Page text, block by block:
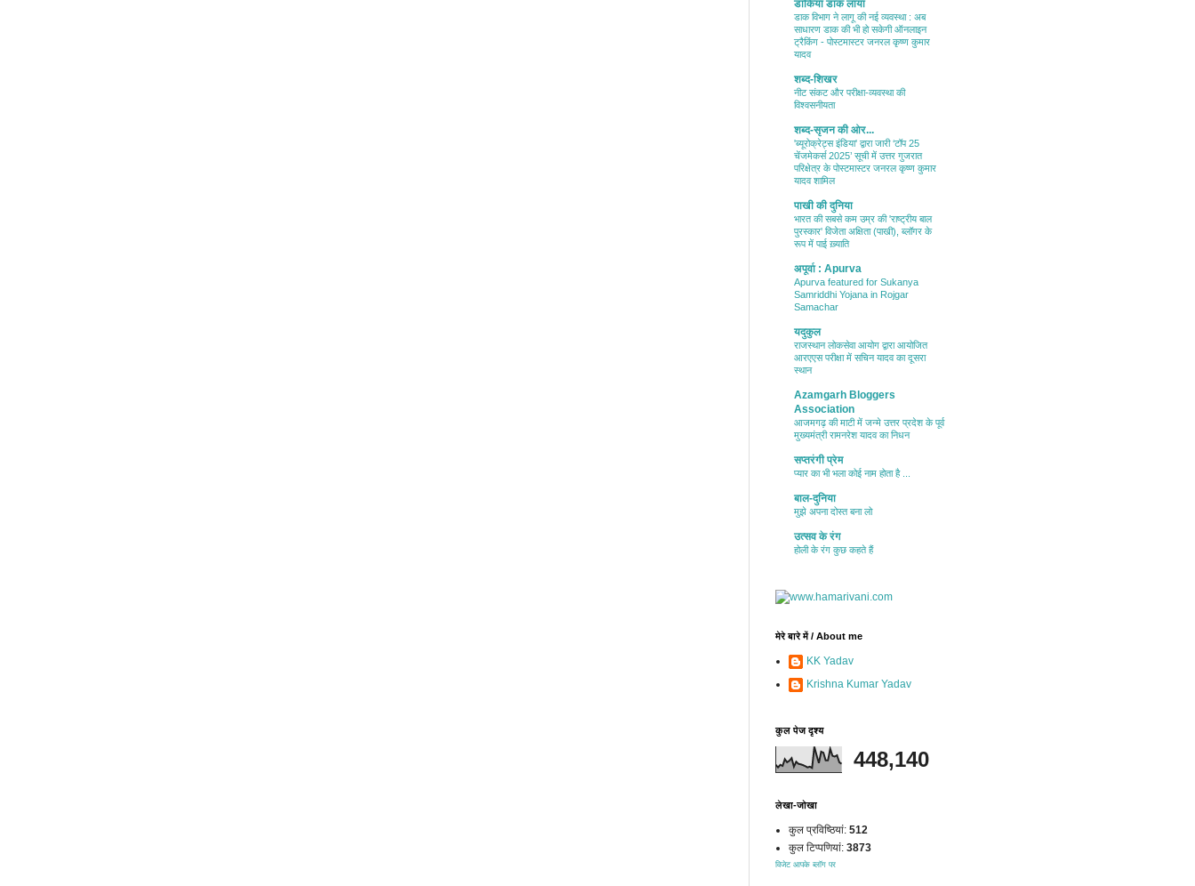
डाकिया डाक लाया
डाक विभाग ने लागू की नई व्यवस्था : अब
साधारण डाक की भी हो सकेगी ऑनलाइन
ट्रैकिंग - पोस्टमास्टर जनरल कृष्ण कुमार
यादव
शब्द-शिखर
नीट संकट और परीक्षा-व्यवस्था की
विश्वसनीयता
शब्द-सृजन की ओर...
'ब्यूरोक्रेट्स इंडिया' द्वारा जारी ‘टॉप 25
चेंजमेकर्स 2025’ सूची में उत्तर गुजरात
परिक्षेत्र के पोस्टमास्टर जनरल कृष्ण कुमार
यादव शामिल
पाखी की दुनिया
भारत की सबसे कम उम्र की 'राष्ट्रीय बाल
पुरस्कार' विजेता अक्षिता (पाखी), ब्लॉगर के
रूप में पाई ख़्याति
अपूर्वा : Apurva
Apurva featured for Sukanya
Samriddhi Yojana in Rojgar
Samachar
यदुकुल
राजस्थान लोकसेवा आयोग द्वारा आयोजित
आरएएस परीक्षा में सचिन यादव का दूसरा
स्थान
Azamgarh Bloggers
Association
आजमगढ़ की माटी में जन्मे उत्तर प्रदेश के पूर्व
मुख्यमंत्री रामनरेश यादव का निधन
सप्तरंगी प्रेम
प्यार का भी भला कोई नाम होता है ...
बाल-दुनिया
मुझे अपना दोस्त बना लो
उत्सव के रंग
होली के रंग कुछ कहते हैं
मेरे बारे में / About me
KK Yadav
Krishna Kumar Yadav
कुल पेज दृश्य
448,140
लेखा-जोखा
कुल प्रविष्ठियां: 512
कुल टिप्पणियां: 3873
विजेट आपके ब्लॉग पर